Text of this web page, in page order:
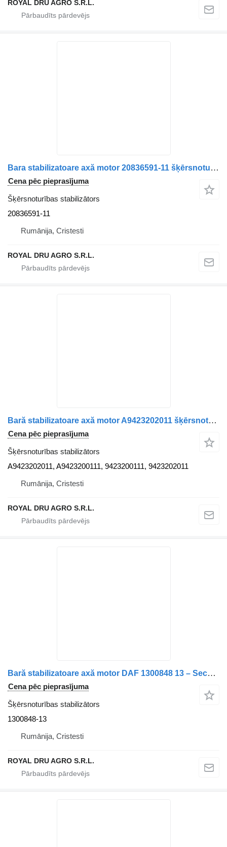
ROYAL DRU AGRO S.R.L.
Bara stabilizatoare axă motor 20836591-11 šķērsnoturības stabilizātors paredzēts Volvo 20836591 kravas automašīnas
Cena pēc pieprasījuma
Šķērsnoturības stabilizātors
20836591-11
Rumānija, Cristesti
ROYAL DRU AGRO S.R.L.
Bară stabilizatoare axă motor A9423202011 šķērsnoturības stabilizātors paredzēts Mercedes-Benz A9423202011/A9423200111 kravas automašīnas
Cena pēc pieprasījuma
Šķērsnoturības stabilizātors
A9423202011, A9423200111, 9423200111, 9423202011
Rumānija, Cristesti
ROYAL DRU AGRO S.R.L.
Bară stabilizatoare axă motor DAF 1300848 13 – Second Hand 1300848-13 šķērsnoturības stabilizātors paredzēts kravas automašīnas
Cena pēc pieprasījuma
Šķērsnoturības stabilizātors
1300848-13
Rumānija, Cristesti
ROYAL DRU AGRO S.R.L.